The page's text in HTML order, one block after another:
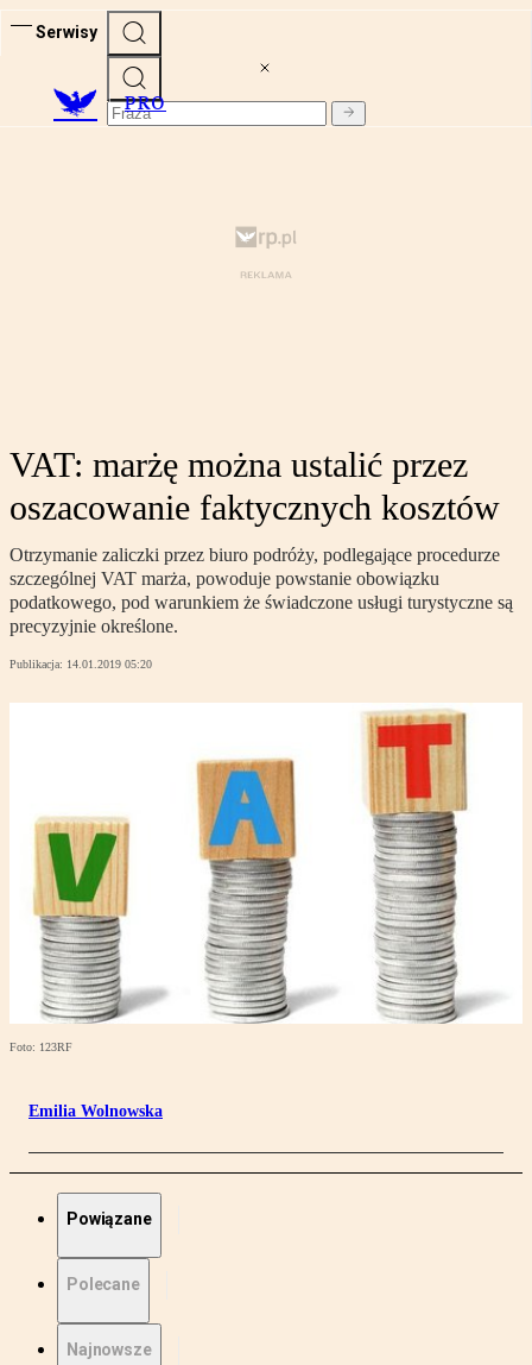
Serwisy
PRO
VAT: marżę można ustalić przez
oszacowanie faktycznych kosztów
Otrzymanie zaliczki przez biuro podróży, podlegające procedurze
szczególnej VAT marża, powoduje powstanie obowiązku
podatkowego, pod warunkiem że świadczone usługi turystyczne są
precyzyjnie określone.
Publikacja: 14.01.2019 05:20
Foto: 123RF
Emilia Wolnowska
Powiązane
Polecane
Najnowsze